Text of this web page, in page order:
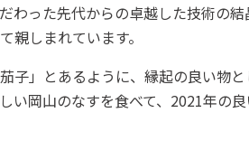
わった先代からの卓越した技術の
親しまれています。
子」とあるように、縁起の良い物
い岡山のなすを食べて、2021年の